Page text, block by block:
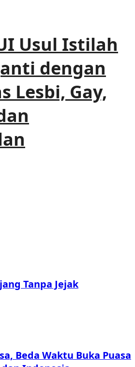
Usul Istilah
dengan
Lesbi, Gay,
Tanpa Jejak
Beda Waktu Buka Puasa